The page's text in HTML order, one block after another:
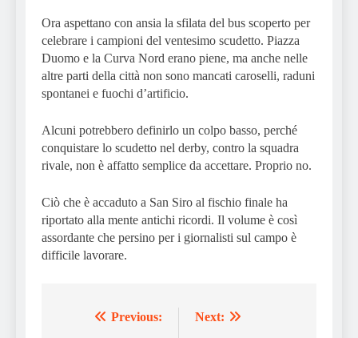
Ora aspettano con ansia la sfilata del bus scoperto per
celebrare i campioni del ventesimo scudetto. Piazza
Duomo e la Curva Nord erano piene, ma anche nelle
altre parti della città non sono mancati caroselli, raduni
spontanei e fuochi d’artificio.
Alcuni potrebbero definirlo un colpo basso, perché
conquistare lo scudetto nel derby, contro la squadra
rivale, non è affatto semplice da accettare. Proprio no.
Ciò che è accaduto a San Siro al fischio finale ha
riportato alla mente antichi ricordi. Il volume è così
assordante che persino per i giornalisti sul campo è
difficile lavorare.
Previous: Next: